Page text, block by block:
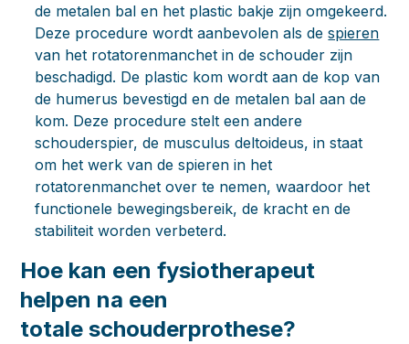
de metalen bal en het plastic bakje zijn omgekeerd.
Deze procedure wordt aanbevolen als despieren
van het rotatorenmanchet in de schouder zijn
beschadigd. De plastic kom wordt aan de kop van
de humerus bevestigd en de metalen bal aan de
kom. Deze procedure stelt een andere
schouderspier, de musculus deltoideus, in staat
om het werk van de spieren in het
rotatorenmanchet over te nemen, waardoor het
functionele bewegingsbereik, de kracht en de
stabiliteit worden verbeterd.
Hoe kan een fysiotherapeut
helpen na een
totale schouderprothese?